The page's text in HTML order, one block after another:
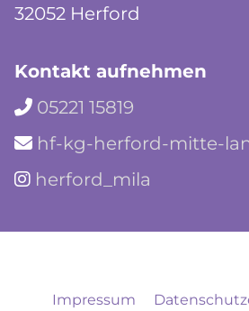
32052 Herford
Kontakt aufnehmen
 05221 15819
 hf-kg-herford-mitte-
 herford_mila
Impressum